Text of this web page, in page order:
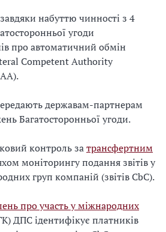
набуттю чинності з 4
угоди
про автоматичний обмін
Competent Authority
державам-партнерам
Багатосторонньої угоди.
контроль затрансфертним
моніторингу подання звітів у
груп компаній (звітів CbC).
про участь у міжнародних
ДПС ідентифікує платників